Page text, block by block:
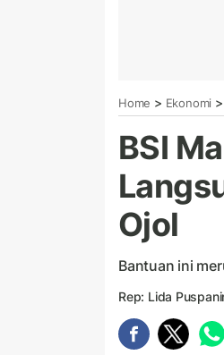
Home > Ekonomi >
BSI
Ojol
Bantuan ini
Rep: Lida